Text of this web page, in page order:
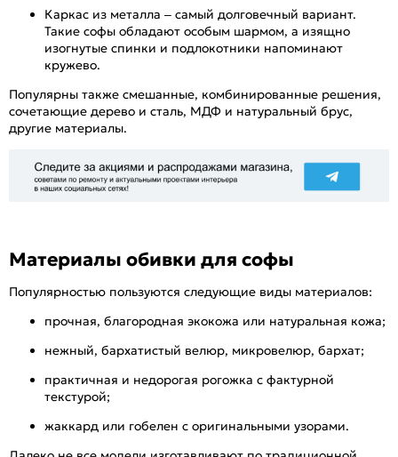
Каркас из металла – самый долговечный вариант.
Такие софы обладают особым шармом, а изящно
изогнутые спинки и подлокотники напоминают
кружево.
Популярны также смешанные, комбинированные решения,
сочетающие дерево и сталь, МДФ и натуральный брус,
другие материалы.
Материалы обивки для софы
Популярностью пользуются следующие виды материалов:
прочная, благородная экокожа или натуральная кожа;
нежный, бархатистый велюр, микровелюр, бархат;
практичная и недорогая рогожка с фактурной
текстурой;
жаккард или гобелен с оригинальными узорами.